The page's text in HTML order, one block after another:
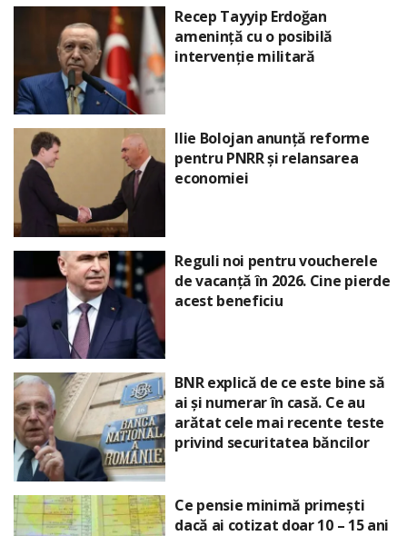
Recep Tayyip Erdoğan
amenință cu o posibilă
intervenție militară
Ilie Bolojan anunță reforme
pentru PNRR și relansarea
economiei
Reguli noi pentru voucherele
de vacanță în 2026. Cine pierde
acest beneficiu
BNR explică de ce este bine să
ai și numerar în casă. Ce au
arătat cele mai recente teste
privind securitatea băncilor
Ce pensie minimă primești
dacă ai cotizat doar 10 – 15 ani